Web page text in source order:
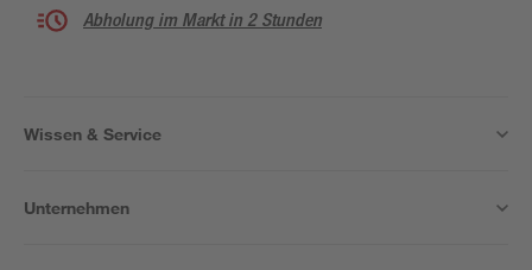
Abholung im Markt in 2 Stunden
Wissen & Service
Unternehmen